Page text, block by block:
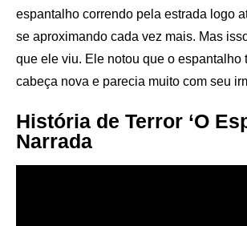
espantalho correndo pela estrada logo
se aproximando cada vez mais. Mas
que ele viu. Ele notou que o espantalho
cabeça nova e parecia muito com seu
História de Terror ‘O
Narrada